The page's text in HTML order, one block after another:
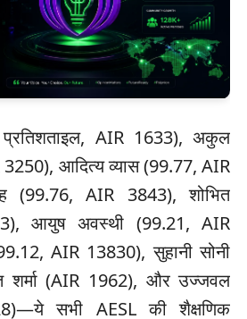
AIR 1633), अकुल
आदित्य व्यास (99.77, AIR
(99.76, AIR 3843), शोभित
आयुष अवस्थी (99.21, AIR
AIR 13830), सुहानी सोनी
शर्मा (AIR 1962), और उज्जवल
सभी AESL की शैक्षणिक